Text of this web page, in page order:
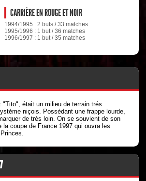
CARRIÈRE EN ROUGE ET NOIR
1994/1995 : 2 buts / 33 matches
1995/1996 : 1 but / 36 matches
1996/1997 : 1 but / 35 matches
"Tito", était un milieu de terrain trés
niçois. Possédant une frappe lourde,
de très loin. On se souvient de son
la coupe de France 1997 qui ouvra les